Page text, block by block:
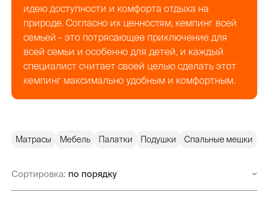
идею доступности и комфорта отдыха на
природе. Согласно их ценностям, кемпинг всей
семьей - это потрясающее приключение для
всей семьи и особенно для детей, и каждый
специалист считает своей целью сделать этот
кемпинг максимально удобным и комфортным.
Матрасы Мебель Палатки Подушки Спальные мешки
Сортировка: